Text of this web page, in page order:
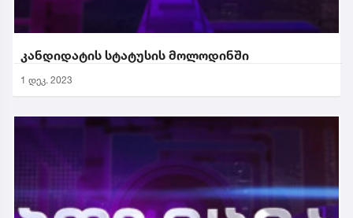
კანდიდატის სტატუსის მოლოდინში
1 დეკ. 2023